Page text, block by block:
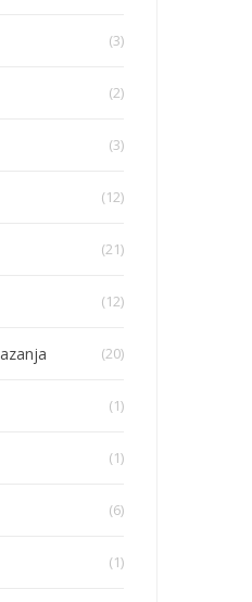
(3)
(2)
(3)
(12)
(21)
(12)
(20)
(1)
(1)
(6)
(1)